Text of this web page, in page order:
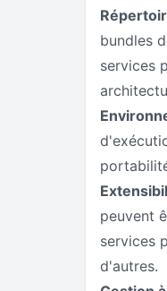
bundles
services
peuvent
services
d'autres.